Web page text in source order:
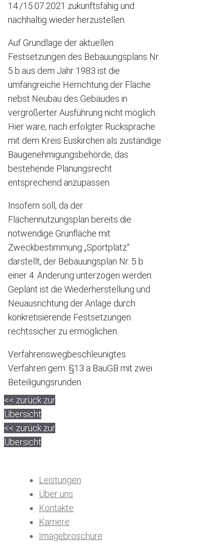
14./15.07.2021 zukunftsfähig und
nachhaltig wieder herzustellen.
Auf Grundlage der aktuellen
Festsetzungen des Bebauungsplans Nr.
5 b aus dem Jahr 1983 ist die
umfangreiche Herrichtung der Fläche
nebst Neubau des Gebäudes in
vergrößerter Ausführung nicht möglich.
Hier wäre, nach erfolgter Rücksprache
mit dem Kreis Euskirchen als zuständige
Baugenehmigungsbehörde, das
bestehende Planungsrecht
entsprechend anzupassen.
Insofern soll, da der
Flächennutzungsplan bereits die
notwendige Grünfläche mit
Zweckbestimmung „Sportplatz“
darstellt, der Bebauungsplan Nr. 5 b
einer 4. Änderung unterzogen werden.
Geplant ist die Wiederherstellung und
Neuausrichtung der Anlage durch
konkretisierende Festsetzungen
rechtssicher zu ermöglichen.
Verfahrenswegbeschleunigtes
Verfahren gem. §13 a BauGB mit zwei
Beteiligungsrunden
<< zurück zur
Übersicht
<< zurück zur
Übersicht
Leistungen
Über uns
Kontakte
Karriere
Imagebroschüre